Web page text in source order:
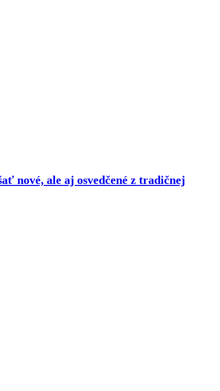
nové, ale aj osvedčené z tradičnej